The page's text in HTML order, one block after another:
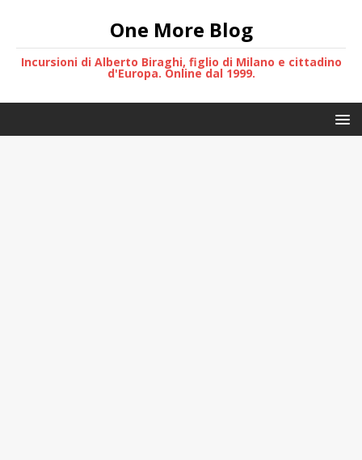
One More Blog
Incursioni di Alberto Biraghi, figlio di Milano e cittadino
d'Europa. Online dal 1999.